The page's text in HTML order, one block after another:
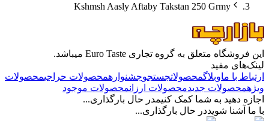
Kshmsh Aasly Aftaby Takstan 250 Grmy
این فروشگاه متعلق به گروه تجاری Euro Taste میباشد.
لینک‌های مفید
ارتباط با ماوبلاگمحصولاتجستجوجشنوارهمحصولات حراجیمحصولات
ویژهمحصولات جدیدمحصولات ارزانمحصولات موجود
اجازه دهید به شما کمک کنیمدر حال بارگذاری...
با ما آشنا شویددر حال بارگذاری...